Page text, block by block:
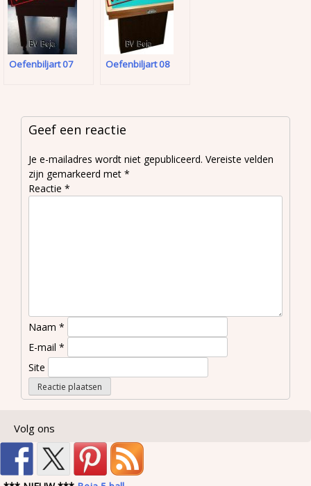
Oefenbiljart 07 Oefenbiljart 08
Geef een reactie
Je e-mailadres wordt niet gepubliceerd. Vereiste velden
zijn gemarkeerd met *
Reactie *
Naam *
E-mail *
Site
Volg ons